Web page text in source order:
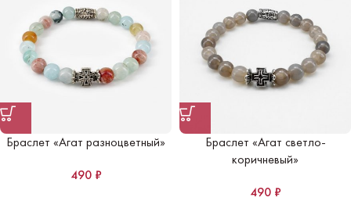
Браслет «Агат разноцветный»
490 ₽
Браслет «Агат светло-
коричневый»
490 ₽